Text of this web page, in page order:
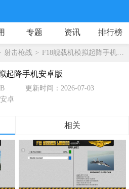
专题 资讯 排行榜
射击枪战 F18舰载机模拟起降手机安卓版
起降手机安卓版
更新时间：2026-07-03
卓
相关